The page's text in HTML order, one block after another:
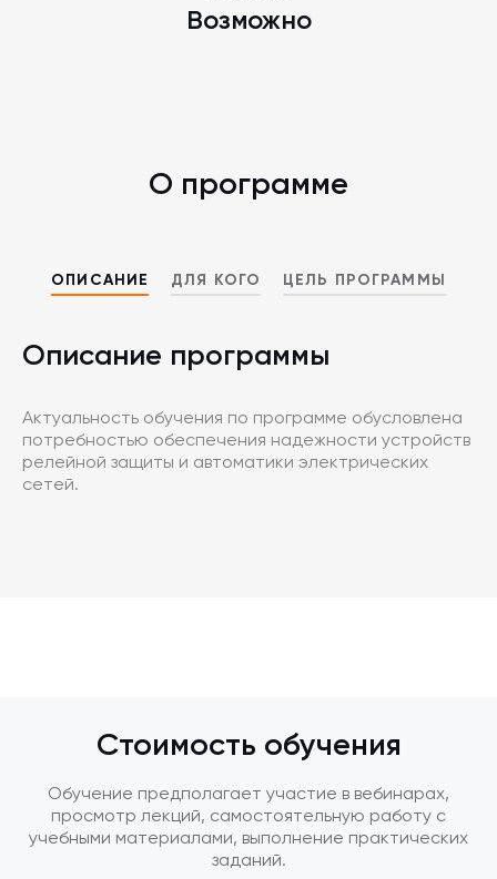
Возможно
О программе
ОПИСАНИЕ ДЛЯ КОГО ЦЕЛЬ ПРОГРАММЫ
Описание программы
Актуальность обучения по программе обусловлена
потребностью обеспечения надежности устройств
релейной защиты и автоматики электрических
сетей.
Стоимость обучения
Обучение предполагает участие в вебинарах,
просмотр лекций, самостоятельную работу с
учебными материалами, выполнение практических
заданий.